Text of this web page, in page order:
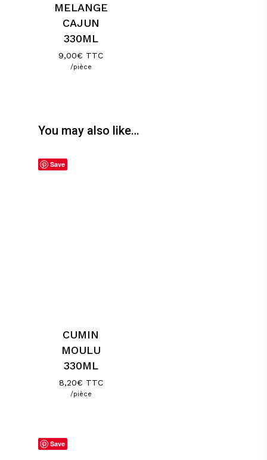
MELANGE
CAJUN
330ML
9,00€ TTC
/pièce
You may also like…
Save
CUMIN
MOULU
330ML
8,20€ TTC
/pièce
Save